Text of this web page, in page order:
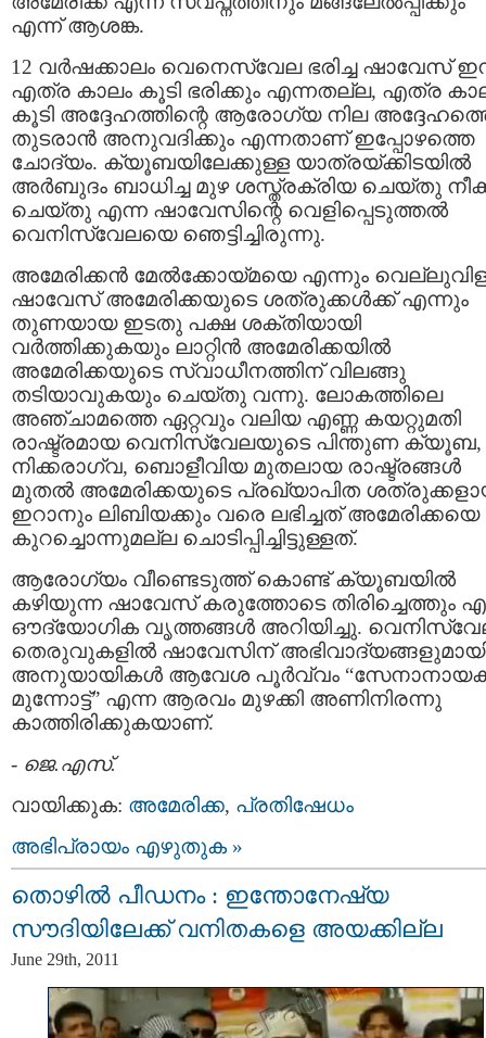
എന്ന് ആശങ്ക.
12 വര്‍ഷക്കാലം വെനെസ്വേല ഭരിച്ച ഷാവേസ്‌
എത്ര കാലം കൂടി ഭരിക്കും എന്നതല്ല, എത്ര
കൂടി അദ്ദേഹത്തിന്റെ ആരോഗ്യ നില
തുടരാന്‍ അനുവദിക്കും എന്നതാണ് ഇപ്പോഴത്തെ
ചോദ്യം. ക്യൂബയിലേക്കുള്ള യാത്രയ്ക്കിടയില്‍
അര്‍ബുദം ബാധിച്ച മുഴ ശസ്ത്രക്രിയ ചെയ്തു
ചെയ്തു എന്ന ഷാവേസിന്റെ വെളിപ്പെടുത്തല്‍
വെനിസ്വേലയെ ഞെട്ടിച്ചിരുന്നു.
അമേരിക്കന്‍ മേല്‍ക്കോയ്മയെ എന്നും
ഷാവേസ്‌ അമേരിക്കയുടെ ശത്രുക്കള്‍ക്ക് എന്നും
തുണയായ ഇടതു പക്ഷ ശക്തിയായി
വര്‍ത്തിക്കുകയും ലാറ്റിന്‍ അമേരിക്കയില്‍
അമേരിക്കയുടെ സ്വാധീനത്തിന് വിലങ്ങു
തടിയാവുകയും ചെയ്തു വന്നു. ലോകത്തിലെ
അഞ്ചാമത്തെ ഏറ്റവും വലിയ എണ്ണ കയറ്റുമതി
രാഷ്ട്രമായ വെനിസ്വേലയുടെ പിന്തുണ ക്യൂബ,
നിക്കരാഗ്വ, ബൊളീവിയ മുതലായ രാഷ്ട്രങ്ങള്‍
മുതല്‍ അമേരിക്കയുടെ പ്രഖ്യാപിത
ഇറാനും ലിബിയക്കും വരെ ലഭിച്ചത് അമേരിക്കയെ
കുറച്ചൊന്നുമല്ല ചൊടിപ്പിച്ചിട്ടുള്ളത്.
ആരോഗ്യം വീണ്ടെടുത്ത്‌ കൊണ്ട് ക്യൂബയില്‍
കഴിയുന്ന ഷാവേസ്‌ കരുത്തോടെ തിരിച്ചെത്തും
ഔദ്യോഗിക വൃത്തങ്ങള്‍ അറിയിച്ചു.
തെരുവുകളില്‍ ഷാവേസിന്
അനുയായികള്‍ ആവേശ പൂര്‍വ്വം
മുന്നോട്ട്” എന്ന ആരവം മുഴക്കി അണിനിരന്നു
കാത്തിരിക്കുകയാണ്.
- ജെ.എസ്.
വായിക്കുക: അമേരിക്ക, പ്രതിഷേധം
അഭിപ്രായം എഴുതുക »
തൊഴില്‍ പീഡനം : ഇന്തോനേഷ്യ
സൗദിയിലേക്ക്‌ വനിതകളെ അയക്കില്ല
June 29th, 2011